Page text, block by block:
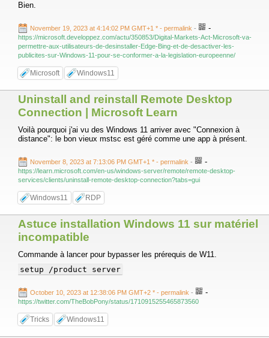
Bien.
November 19, 2023 at 4:14:02 PM GMT+1 * - permalink - -
https://microsoft.developpez.com/actu/350853/Digital-Markets-Act-Microsoft-va-
permettre-aux-utilisateurs-de-desinstaller-Edge-Bing-et-de-desactiver-les-
publicites-sur-Windows-11-pour-se-conformer-a-la-legislation-europeenne/
Microsoft Windows11
Uninstall and reinstall Remote Desktop
Connection | Microsoft Learn
Voilà pourquoi j'ai vu des Windows 11 arriver avec "Connexion à
distance": le bon vieux mstsc est géré comme une app à présent.
November 8, 2023 at 7:13:06 PM GMT+1 * - permalink - -
https://learn.microsoft.com/en-us/windows-server/remote/remote-desktop-
services/clients/uninstall-remote-desktop-connection?tabs=gui
Windows11 RDP
Astuce installation Windows 11 sur matériel
incompatible
Commande à lancer pour bypasser les prérequis de W11.
setup /product server
October 10, 2023 at 12:38:06 PM GMT+2 * - permalink - -
https://twitter.com/TheBobPony/status/1710915255465873560
Tricks Windows11